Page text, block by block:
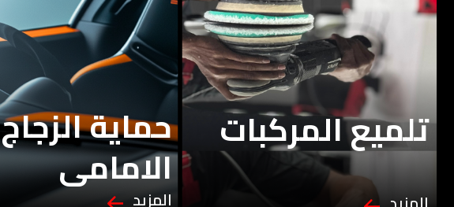
تلميع المركبات حماية الزجاج
الامامى
المزيد